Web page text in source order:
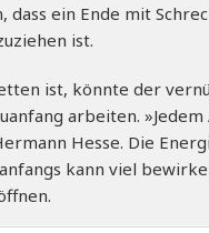
ein Ende mit
ist.
ist, könn­te der
arbei­ten.
Hes­se. Die
kann viel